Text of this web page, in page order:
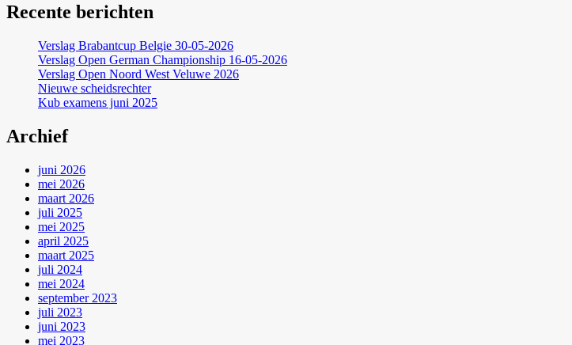
Recente berichten
Verslag Brabantcup Belgie 30-05-2026
Verslag Open German Championship 16-05-2026
Verslag Open Noord West Veluwe 2026
Nieuwe scheidsrechter
Kub examens juni 2025
Archief
juni 2026
mei 2026
maart 2026
juli 2025
mei 2025
april 2025
maart 2025
juli 2024
mei 2024
september 2023
juli 2023
juni 2023
mei 2023